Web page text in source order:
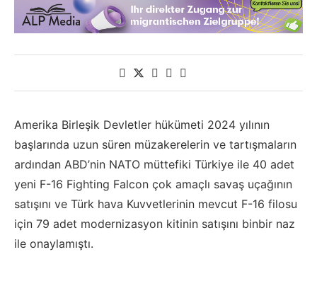
Amerika Birleşik Devletler hükümeti 2024 yılının
başlarında uzun süren müzakerelerin ve tartışmaların
ardından ABD’nin NATO müttefiki Türkiye ile 40 adet
yeni F-16 Fighting Falcon çok amaçlı savaş uçağının
satışını ve Türk hava Kuvvetlerinin mevcut F-16 filosu
için 79 adet modernizasyon kitinin satışını binbir naz
ile onaylamıştı.